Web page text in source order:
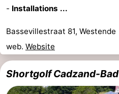
Fermes
-
Terrains
- Installations ...
Bassevillestraat 81, Westende
web. Website
Shortgolf Cadzand-Bad